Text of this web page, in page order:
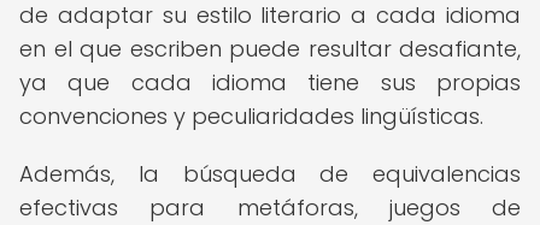
de adaptar su estilo literario a cada idioma
en el que escriben puede resultar desafiante,
ya que cada idioma tiene sus propias
convenciones y peculiaridades lingüísticas.
Además, la búsqueda de equivalencias
efectivas para metáforas, juegos de